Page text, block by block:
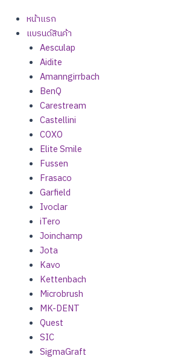
หน้าแรก
แบรนด์สินค้า
Aesculap
Aidite
Amanngirrbach
BenQ
Carestream
Castellini
COXO
Elite Smile
Fussen
Frasaco
Garfield
Ivoclar
iTero
Joinchamp
Jota
Kavo
Kettenbach
Microbrush
MK-DENT
Quest
SIC
SigmaGraft